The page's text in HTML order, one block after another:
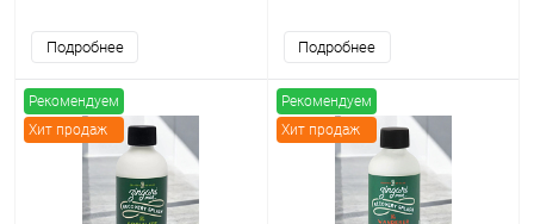
Подробнее Подробнее
Рекомендуем
Хит продаж
Рекомендуем
Хит продаж